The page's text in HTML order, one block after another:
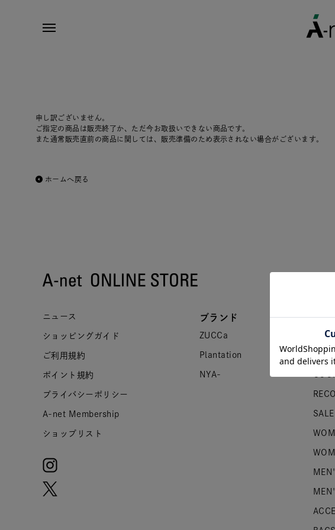
申し訳ございません。
ご指定の商品は販売終了か、ただ今お取扱いできない商品です。
また通常販売直前の商品に関しては、販売準備のため表示されない場合がございます。
ホームへ戻る
ニュース
ショッピングガイド
ご利用規約
ポイント規約
プライバシーポリシー
A-net Membership
ショップリスト
ブランド
ZUCCa
Plantation
NYA-
カテ
PRE
SALE